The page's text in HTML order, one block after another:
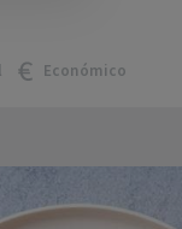
Económico